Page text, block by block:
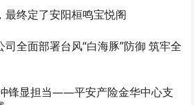
最终定了安阳桓鸣宝悦阁
全面部署台风“白海豚”防御 筑牢全
锋显担当——平安产险金华中心支